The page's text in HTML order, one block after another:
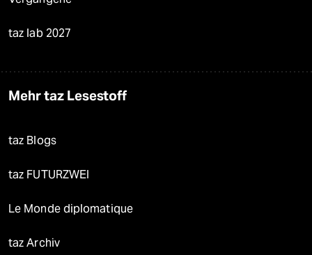
taz lab 2027
Mehr taz Lesestoff
taz Blogs
taz FUTURZWEI
Le Monde diplomatique
taz Archiv